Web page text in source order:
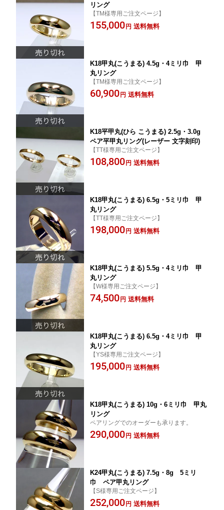
リング
【TM様専用ご注文ページ】
155,000円 送料無料
K18甲丸(こうまる) 4.5g・4ミリ巾 甲
丸リング
【TM様専用ご注文ページ】
60,900円 送料無料
K18平甲丸(ひら こうまる) 2.5g・3.0g
ペア平甲丸リング(レーザー 文字刻印)
【TT様専用ご注文ページ】
108,800円 送料無料
K18甲丸(こうまる) 6.5g・5ミリ巾 甲
丸リング
【TT様専用ご注文ページ】
198,000円 送料無料
K18甲丸(こうまる) 5.5g・4ミリ巾 甲
丸リング
【W様専用ご注文ページ】
74,500円 送料無料
K18甲丸(こうまる) 6.5g・4ミリ巾 甲
丸リング
【YS様専用ご注文ページ】
195,000円 送料無料
K18甲丸(こうまる) 10g・6ミリ巾 甲丸
リング
ペアリングでのオーダーも承ります。
290,000円 送料無料
K24甲丸(こうまる) 7.5g・8g 5ミリ
巾 ペア甲丸リング
【S様専用ご注文ページ】
252,000円 送料無料